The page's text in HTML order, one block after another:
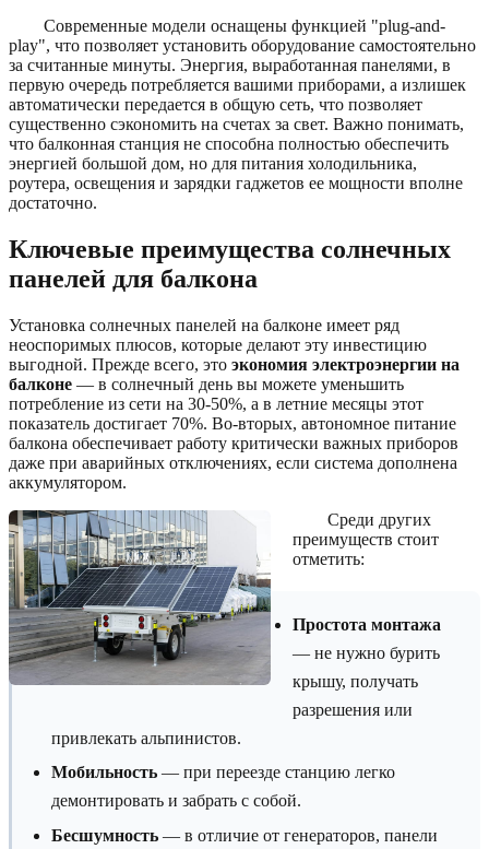
Современные модели оснащены функцией "plug-and-
play", что позволяет установить оборудование самостоятельно
за считанные минуты. Энергия, выработанная панелями, в
первую очередь потребляется вашими приборами, а излишек
автоматически передается в общую сеть, что позволяет
существенно сэкономить на счетах за свет. Важно понимать,
что балконная станция не способна полностью обеспечить
энергией большой дом, но для питания холодильника,
роутера, освещения и зарядки гаджетов ее мощности вполне
достаточно.
Ключевые преимущества солнечных
панелей для балкона
Установка солнечных панелей на балконе имеет ряд
неоспоримых плюсов, которые делают эту инвестицию
выгодной. Прежде всего, это экономия электроэнергии на
балконе — в солнечный день вы можете уменьшить
потребление из сети на 30-50%, а в летние месяцы этот
показатель достигает 70%. Во-вторых, автономное питание
балкона обеспечивает работу критически важных приборов
даже при аварийных отключениях, если система дополнена
аккумулятором.
Среди других
преимуществ стоит
отметить:
Простота монтажа
— не нужно бурить
крышу, получать
разрешения или
привлекать альпинистов.
Мобильность — при переезде станцию легко
демонтировать и забрать с собой.
Бесшумность — в отличие от генераторов, панели